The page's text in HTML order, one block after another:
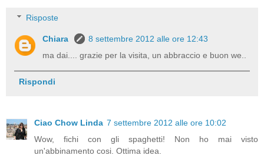
Risposte
Chiara
8 settembre 2012 alle ore 12:43
ma dai.... grazie per la visita, un abbraccio e buon we..
Rispondi
Ciao Chow Linda 7 settembre 2012 alle ore 10:02
Wow, fichi con gli spaghetti! Non ho mai visto
un'abbinamento cosi. Ottima idea.